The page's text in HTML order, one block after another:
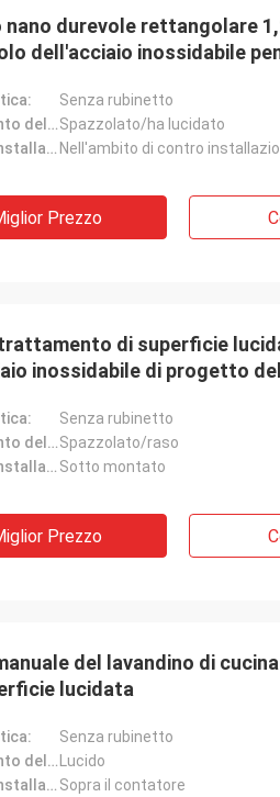
durevole rettangolare
dell'acciaio inossidabile
Senza rubinetto
Trattamento delle superfici:Spazzolato/ha lucidato
Tipo dell'installazione: Nell'ambito di contro
Prezzo
di superficie
inossidabile di progetto
Senza rubinetto
Trattamento delle superfici:Spazzolato/raso
Tipo dell'installazione: Sotto montato
Prezzo
del lavandino di
lucidata
Senza rubinetto
Trattamento delle superfici:
Lucido
Tipo dell'installazione: Sopra il contatore